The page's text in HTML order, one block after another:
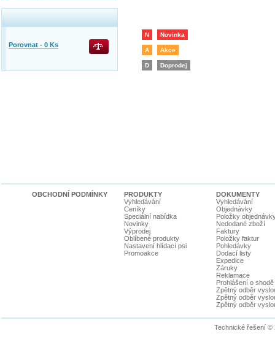
N Novinka
A Akce
D Doprodej
Porovnat - 0 Ks
OBCHODNÍ PODMÍNKY
PRODUKTY
Vyhledávání
Ceníky
Speciální nabídka
Novinky
Výprodej
Oblíbené produkty
Nastavení hlídací psi
Promoakce
DOKUMENTY
Vyhledávání
Objednávky
Položky
Nedodané zboží
Faktury
Položky faktur
Pohledávky
Dodací listy
Expedice
Záruky
Reklamace
Prohlášení o shodě
Zpětný odběr
Zpětný odběr
Zpětný odběr
Technické řešení ©